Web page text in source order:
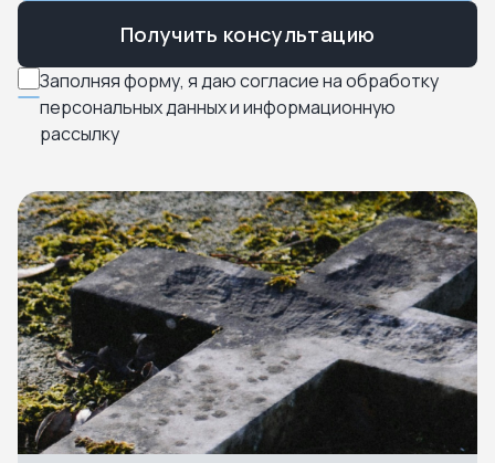
Заполняя форму, я даю согласие на обработку
персональных данных и информационную
рассылку
Получить консультацию